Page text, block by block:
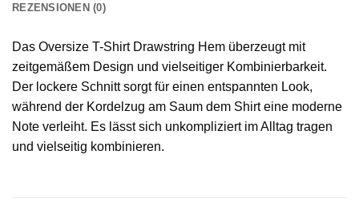
REZENSIONEN (0)
Das Oversize T-Shirt Drawstring Hem überzeugt mit
zeitgemäßem Design und vielseitiger Kombinierbarkeit.
Der lockere Schnitt sorgt für einen entspannten Look,
während der Kordelzug am Saum dem Shirt eine moderne
Note verleiht. Es lässt sich unkompliziert im Alltag tragen
und vielseitig kombinieren.